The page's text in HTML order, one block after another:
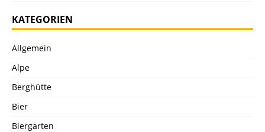
KATEGORIEN
Allgemein
Alpe
Berghütte
Bier
Biergarten